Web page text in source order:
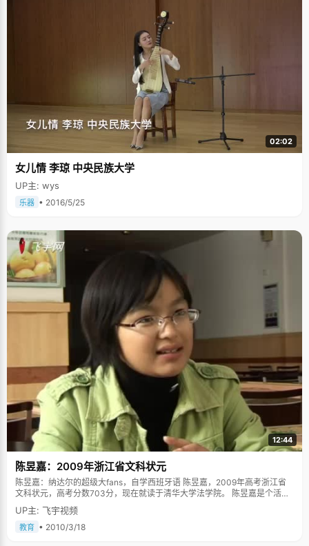
02:02
女儿情 李琼 中央民族大学
UP主: wys
乐器 • 2016/5/25
12:44
陈昱嘉：2009年浙江省文科状元
陈昱嘉：纳达尔的超级大fans，自学西班牙语 陈昱嘉，2009年高考浙江省
文科状元，高考分数703分，现在就读于清华大学法学院。 陈昱嘉是个活泼
开朗的女孩，一头短发，清秀活泼，说话自信、从容。除了"高考状元"外，
她还有很多头衔，"电脑高手"、"高产作家"、"纳达尔头号fans"，林林总总，
说明了一个问题，这个女孩子的学习生活，犹如七彩虹一样丰富多彩。 作业
UP主: 飞宇视频
教育 • 2010/3/18